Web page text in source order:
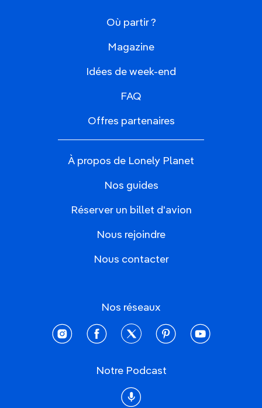
Où partir ?
Magazine
Idées de week-end
FAQ
Offres partenaires
À propos de Lonely Planet
Nos guides
Réserver un billet d'avion
Nous rejoindre
Nous contacter
Nos réseaux
instagramfacebooktwitter pinterestyoutube
Notre Podcast
Podcast